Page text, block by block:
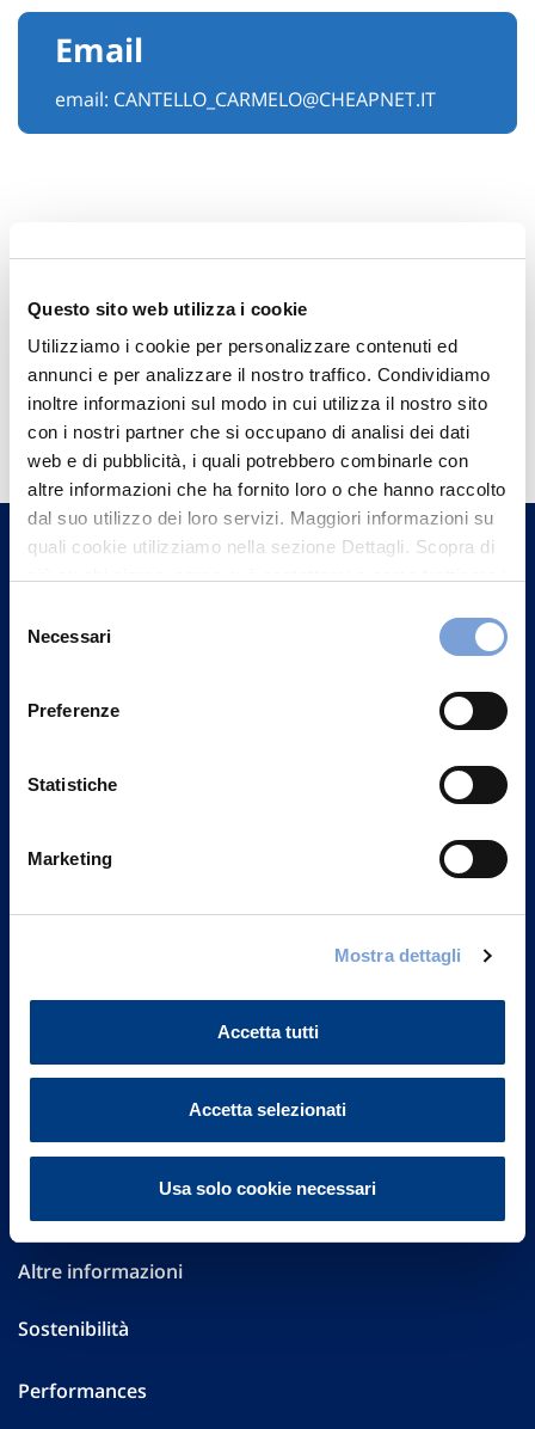
Questo sito web utilizza i cookie
Utilizziamo i cookie per personalizzare contenuti ed
annunci e per analizzare il nostro traffico. Condividiamo
inoltre informazioni sul modo in cui utilizza il nostro sito
con i nostri partner che si occupano di analisi dei dati
web e di pubblicità, i quali potrebbero combinarle con
altre informazioni che ha fornito loro o che hanno raccolto
dal suo utilizzo dei loro servizi. Maggiori informazioni su
quali cookie utilizziamo nella sezione Dettagli. Scopra di
può trovare nel footer del sito nella sezione "Informativa
delNecessari
Preferenze
Statistiche
Marketing
Mostra dettagli
Accetta tutti
Accetta selezionati
Usa solo cookie necessari
Email
email: CANTELLO_CARMELO@CHEAPNET.IT
Hai bisogno di
informazioni?
Trova l'Agenzia più vicina a te e parla con
un nostro Agente.
Contattaci
Governance
Investor Relations
Altre informazioni
Sostenibilità
Performances